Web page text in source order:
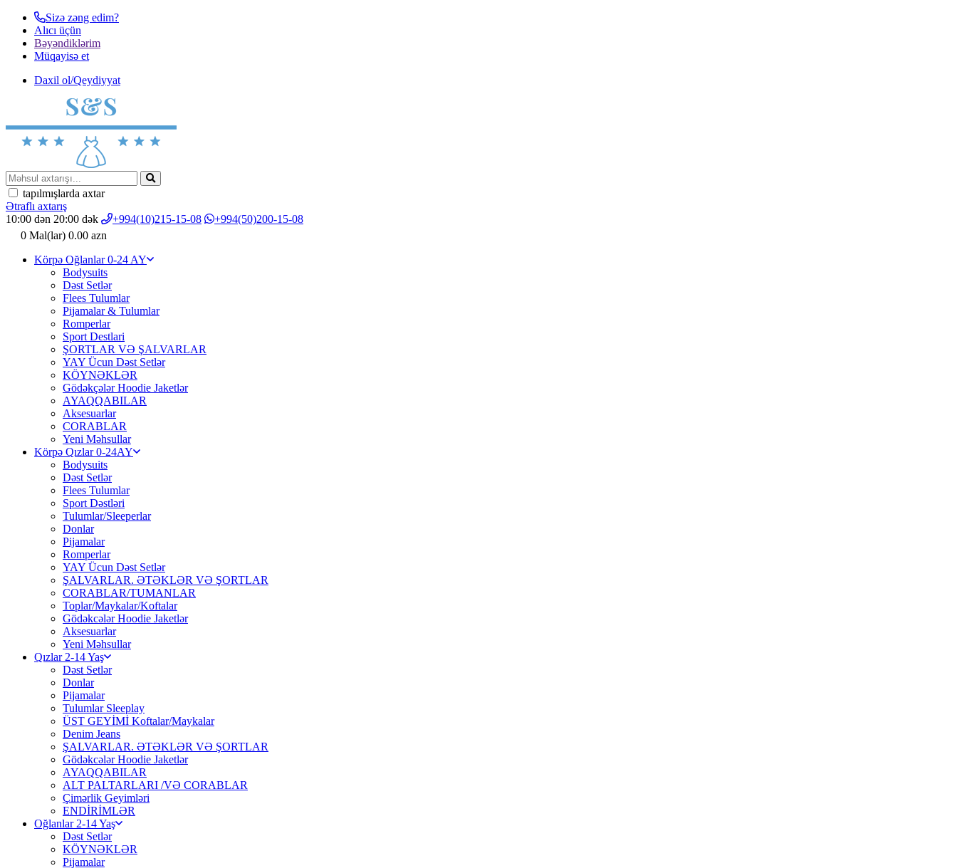
Sizə zəng edim?
Alıcı üçün
Bəyəndiklərim
Müqayisә et
Daxil ol/Qeydiyyat
tapılmışlarda axtar
Ətraflı axtarış
10:00 dən 20:00 dək
+994(10)215-15-08
+994(50)200-15-08
0 Mal(lar) 0.00 azn
Körpə Oğlanlar 0-24 AY
Bodysuits
Dəst Setlər
Flees Tulumlar
Pijamalar & Tulumlar
Romperlar
Sport Destlari
ŞORTLAR VƏ ŞALVARLAR
YAY Ücun Dəst Setlər
KÖYNƏKLƏR
Gödəkçələr Hoodie Jaketlər
AYAQQABILAR
Aksesuarlar
CORABLAR
Yeni Məhsullar
Körpə Qızlar 0-24AY
Bodysuits
Dəst Setlər
Flees Tulumlar
Sport Dəstləri
Tulumlar/Sleeperlar
Donlar
Pijamalar
Romperlar
YAY Ücun Dəst Setlər
ŞALVARLAR. ƏTƏKLƏR VƏ ŞORTLAR
CORABLAR/TUMANLAR
Toplar/Maykalar/Koftalar
Gödəkcələr Hoodie Jaketlər
Aksesuarlar
Yeni Məhsullar
Qızlar 2-14 Yaş
Dəst Setlər
Donlar
Pijamalar
Tulumlar Sleeplay
ÜST GEYİMİ Koftalar/Maykalar
Denim Jeans
ŞALVARLAR. ƏTƏKLƏR VƏ ŞORTLAR
Gödəkcələr Hoodie Jaketlər
AYAQQABILAR
ALT PALTARLARI /VƏ CORABLAR
Çimərlik Geyimləri
ENDİRİMLƏR
Oğlanlar 2-14 Yaş
Dəst Setlər
KÖYNƏKLƏR
Pijamalar